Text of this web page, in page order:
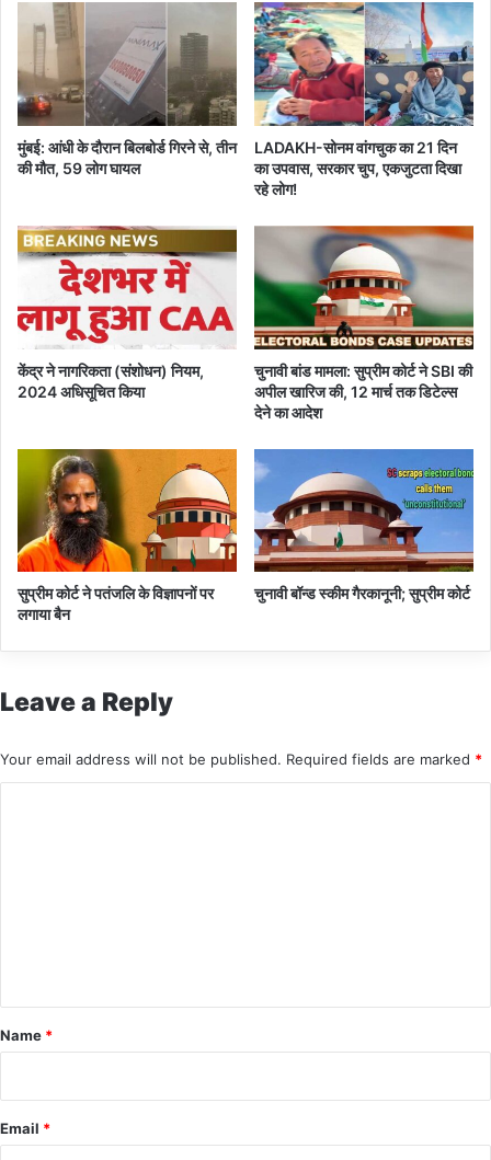
पू
प
र
स्थि
त
वा
हा
का
उ
नं
द
दि
मुंबई: आंधी के दौरान बिलबोर्ड गिरने से, तीन
की मौत, 59 लोग घायल
LADAKH-सोनम वांगचुक का 21 दिन
का उपवास, सरकार चुप, एकजुटता दिखा
रहे लोग!
केंद्र ने नागरिकता (संशोधन) नियम,
2024 अधिसूचित किया
चुनावी बांड मामला: सुप्रीम कोर्ट ने SBI की
अपील खारिज की, 12 मार्च तक डिटेल्स
देने का आदेश
सुप्रीम कोर्ट ने पतंजलि के विज्ञापनों पर
लगाया बैन
चुनावी बॉन्ड स्कीम गैरकानूनी; सुप्रीम कोर्ट
Leave a Reply
Your email address will not be published. Required fields are marked *
*
Name *
Email *